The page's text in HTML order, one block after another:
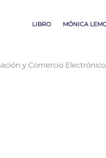
LIBRO MÓNICA
y Comercio